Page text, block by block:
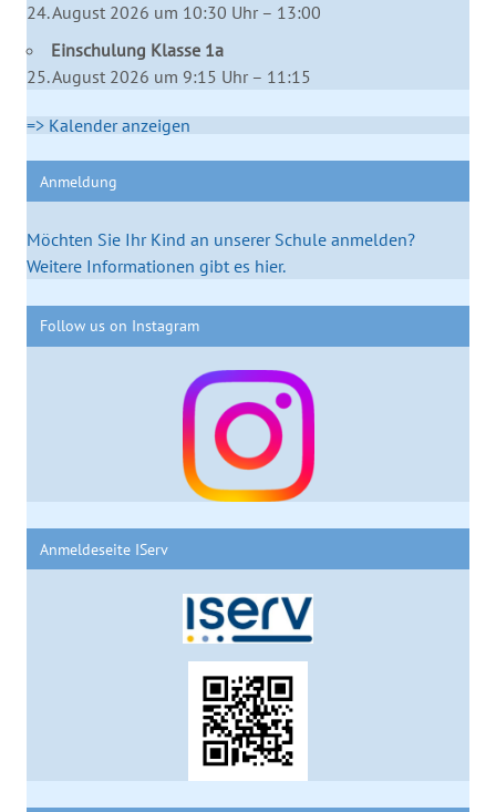
24. August 2026 um 10:30 Uhr – 13:00
Einschulung Klasse 1a
25. August 2026 um 9:15 Uhr – 11:15
=> Kalender anzeigen
Anmeldung
Möchten Sie Ihr Kind an unserer Schule anmelden?
Weitere Informationen gibt es hier.
Follow us on Instagram
Anmeldeseite IServ